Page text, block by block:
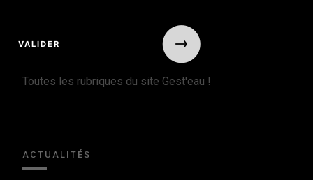
Toutes les rubriques du site Gest'eau !
ACTUALITÉS